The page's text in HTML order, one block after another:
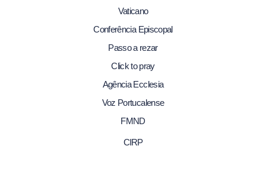
Vaticano
Conferência Episcopal
Passo a rezar
Click to pray
Agência Ecclesia
Voz Portucalense
FMND
CIRP